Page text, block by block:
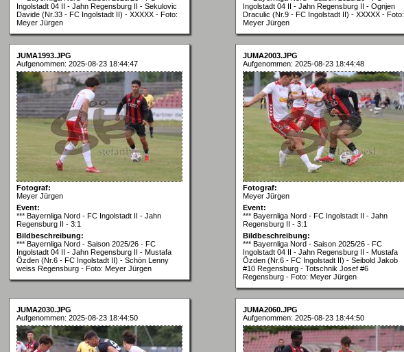
Ingolstadt 04 II - Jahn Regensburg II - Sekulovic
Davide (Nr.33 - FC Ingolstadt II) - XXXXX - Foto:
Meyer Jürgen
Ingolstadt 04 II - Jahn Regensburg II - Ognjen
Draculic (Nr.9 - FC Ingolstadt II) - XXXXX - Foto:
Meyer Jürgen
JUMA1993.JPG
Aufgenommen: 2025-08-23 18:44:47
Fotograf:
Meyer Jürgen
Event:
*** Bayernliga Nord - FC Ingolstadt II - Jahn
Regensburg II - 3:1
Bildbeschreibung:
*** Bayernliga Nord - Saison 2025/26 - FC
Ingolstadt 04 II - Jahn Regensburg II - Mustafa
Özden (Nr.6 - FC Ingolstadt II) - Schön Lenny
weiss Regensburg - Foto: Meyer Jürgen
JUMA2003.JPG
Aufgenommen: 2025-08-23 18:44:48
Fotograf:
Meyer Jürgen
Event:
*** Bayernliga Nord - FC Ingolstadt II - Jahn
Regensburg II - 3:1
Bildbeschreibung:
*** Bayernliga Nord - Saison 2025/26 - FC
Ingolstadt 04 II - Jahn Regensburg II - Mustafa
Özden (Nr.6 - FC Ingolstadt II) - Seibold Jakob
#10 Regensburg - Totschnik Josef #6
Regensburg - Foto: Meyer Jürgen
JUMA2030.JPG
Aufgenommen: 2025-08-23 18:44:50
JUMA2060.JPG
Aufgenommen: 2025-08-23 18:44:50